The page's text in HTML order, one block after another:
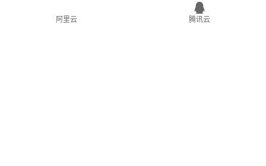
如何挑选便宜腾讯云服务器？看这一篇就够了！
阿里云 腾讯云